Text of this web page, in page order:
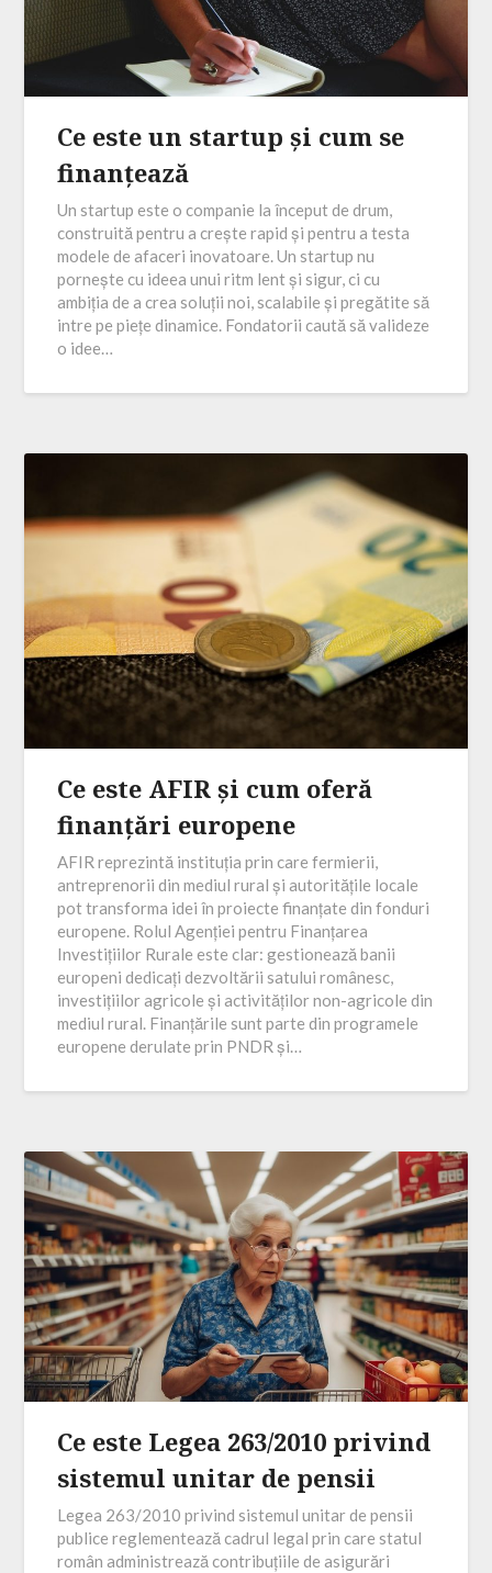
Ce este un startup și cum se
finanțează
Un startup este o companie la început de drum,
construită pentru a crește rapid și pentru a testa
modele de afaceri inovatoare. Un startup nu
pornește cu ideea unui ritm lent și sigur, ci cu
ambiția de a crea soluții noi, scalabile și pregătite să
intre pe piețe dinamice. Fondatorii caută să valideze
o idee…
Ce este AFIR și cum oferă
finanțări europene
AFIR reprezintă instituția prin care fermierii,
antreprenorii din mediul rural și autoritățile locale
pot transforma idei în proiecte finanțate din fonduri
europene. Rolul Agenției pentru Finanțarea
Investițiilor Rurale este clar: gestionează banii
europeni dedicați dezvoltării satului românesc,
investițiilor agricole și activităților non-agricole din
mediul rural. Finanțările sunt parte din programele
europene derulate prin PNDR și…
Ce este Legea 263/2010 privind
sistemul unitar de pensii
Legea 263/2010 privind sistemul unitar de pensii
publice reglementează cadrul legal prin care statul
român administrează contribuțiile de asigurări